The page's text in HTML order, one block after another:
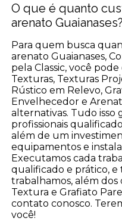
O que é quanto
arenato Guaianases?
Para quem busca
arenato Guaianases,
pela Classic, você
Texturas, Texturas
Rústico em Relevo,
Envelhecedor e
alternativas. Tudo isso
profissionais
além de um
equipamentos e
Executamos cada
qualificado e prático,
trabalhamos, além dos
Textura e Grafiato
contato conosco.
você!